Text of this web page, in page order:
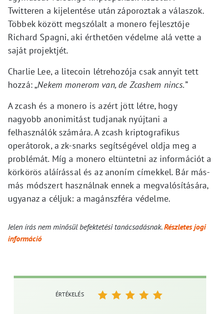
Twitteren a kijelentése után záporoztak a válaszok.
Többek között megszólalt a monero fejlesztője
Richard Spagni, aki érthetően védelme alá vette a
saját projektjét.
Charlie Lee, a litecoin létrehozója csak annyit tett
hozzá: „Nekem monerom van, de Zcashem nincs.”
A zcash és a monero is azért jött létre, hogy
nagyobb anonimitást tudjanak nyújtani a
felhasználók számára. A zcash kriptografikus
operátorok, a zk-snarks segítségével oldja meg a
problémát. Míg a monero eltüntetni az információt a
körkörös aláírással és az anoním címekkel. Bár más-
más módszert használnak ennek a megvalósítására,
ugyanaz a céljuk: a magánszféra védelme.
Jelen írás nem minősül befektetési tanácsadásnak.Részletes jogi
információ
ÉRTÉKELÉS